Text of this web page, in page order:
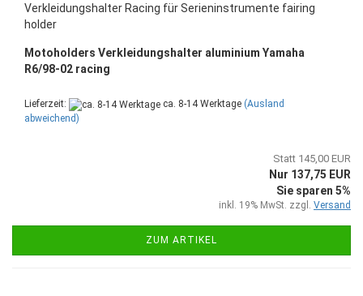
Verkleidungshalter Racing für Serieninstrumente fairing
holder
Motoholders Verkleidungshalter aluminium Yamaha
R6/98-02 racing
Lieferzeit: ca. 8-14 Werktage (Ausland
abweichend)
Statt 145,00 EUR
Nur 137,75 EUR
Sie sparen 5%
inkl. 19% MwSt. zzgl. Versand
ZUM ARTIKEL